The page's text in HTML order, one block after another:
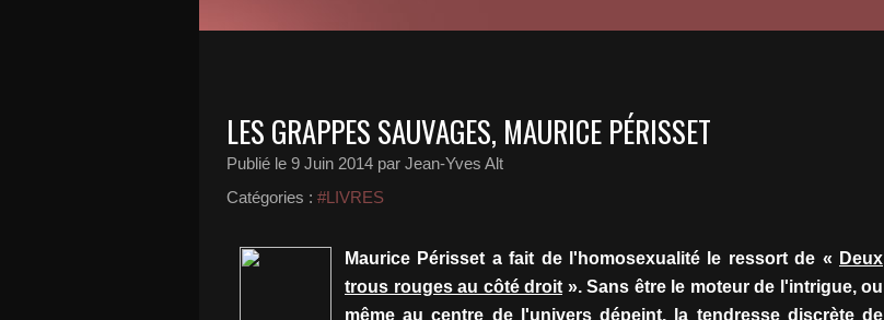
LES GRAPPES SAUVAGES, MAURICE PÉRISSET
Publié le 9 Juin 2014 par Jean-Yves Alt
Catégories : #LIVRES
Maurice Périsset a fait de l'homosexualité le ressort de « Deux
trous rouges au côté droit ». Sans être le moteur de l'intrigue, ou
même au centre de l'univers dépeint, la tendresse discrète de